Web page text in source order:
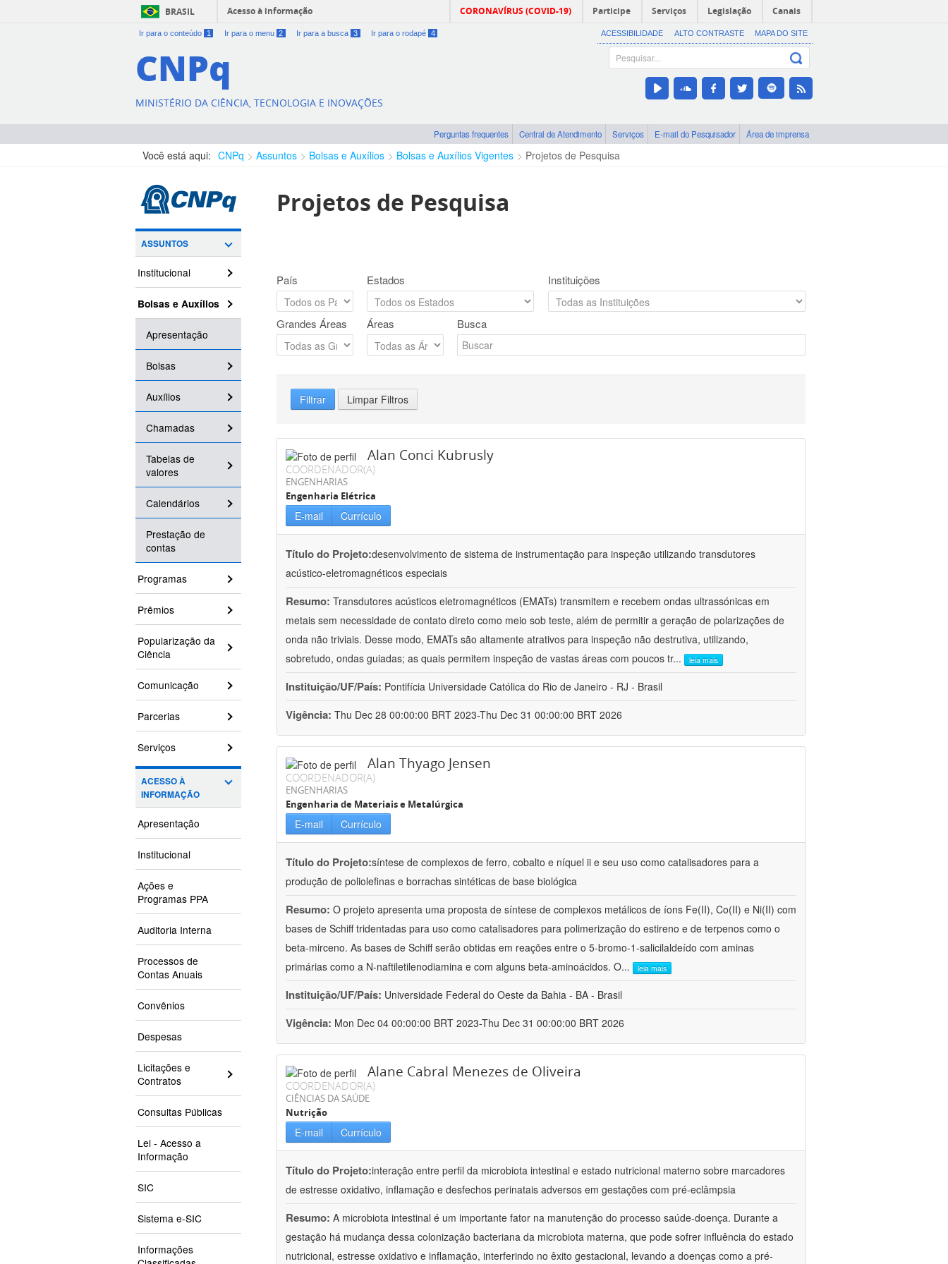
BRASIL Acesso à informação CORONAVÍRUS (COVID-19) Participe Serviços Legislação Canais
Ir para o conteúdo 1 Ir para o menu 2 Ir para a busca 3 Ir para o rodapé 4 ACESSIBILIDADE ALTO CONTRASTE MAPA DO SITE
CNPq
MINISTÉRIO DA CIÊNCIA, TECNOLOGIA E INOVAÇÕES
Perguntas frequentes Central de Atendimento Serviços E-mail do Pesquisador Área de imprensa
Você está aqui: CNPq Assuntos Bolsas e Auxílios Bolsas e Auxílios Vigentes Projetos de Pesquisa
ASSUNTOS
Institucional
Bolsas e Auxílios
Apresentação
Bolsas
Auxílios
Chamadas
Tabelas de
valores
Calendários
Prestação de
contas
Programas
Prêmios
Popularização da
Ciência
Comunicação
Parcerias
Serviços
ACESSO À
INFORMAÇÃO
Apresentação
Institucional
Ações e
Programas PPA
Auditoria Interna
Processos de
Contas Anuais
Convênios
Despesas
Licitações e
Contratos
Consultas Públicas
Lei - Acesso a
Informação
SIC
Sistema e-SIC
Informações
Projetos de Pesquisa
País Estados Instituições
Grandes Áreas Áreas Busca
Filtrar Limpar Filtros
Alan Conci Kubrusly
COORDENADOR(A)
ENGENHARIAS
Engenharia Elétrica
E-mail Currículo
Título do Projeto:desenvolvimento de sistema de instrumentação para inspeção utilizando transdutores
acústico-eletromagnéticos especiais
Resumo: Transdutores acústicos eletromagnéticos (EMATs) transmitem e recebem ondas ultrassónicas em
metais sem necessidade de contato direto como meio sob teste, além de permitir a geração de polarizações de
onda não triviais. Desse modo, EMATs são altamente atrativos para inspeção não destrutiva, utilizando,
sobretudo, ondas guiadas; as quais permitem inspeção de vastas áreas com poucos tr... leia mais
Instituição/UF/País: Pontifícia Universidade Católica do Rio de Janeiro - RJ - Brasil
Vigência: Thu Dec 28 00:00:00 BRT 2023-Thu Dec 31 00:00:00 BRT 2026
Alan Thyago Jensen
COORDENADOR(A)
ENGENHARIAS
Engenharia de Materiais e Metalúrgica
E-mail Currículo
Título do Projeto:síntese de complexos de ferro, cobalto e níquel ii e seu uso como catalisadores para a
produção de poliolefinas e borrachas sintéticas de base biológica
Resumo: O projeto apresenta uma proposta de síntese de complexos metálicos de íons Fe(II), Co(II) e Ni(II) com
bases de Schiff tridentadas para uso como catalisadores para polimerização do estireno e de terpenos como o
beta-mirceno. As bases de Schiff serão obtidas em reações entre o 5-bromo-1-salicilaldeído com aminas
primárias como a N-naftiletilenodiamina e com alguns beta-aminoácidos. O... leia mais
Instituição/UF/País: Universidade Federal do Oeste da Bahia - BA - Brasil
Vigência: Mon Dec 04 00:00:00 BRT 2023-Thu Dec 31 00:00:00 BRT 2026
Alane Cabral Menezes de Oliveira
COORDENADOR(A)
CIÊNCIAS DA SAÚDE
Nutrição
E-mail Currículo
Título do Projeto:interação entre perfil da microbiota intestinal e estado nutricional materno sobre marcadores
de estresse oxidativo, inflamação e desfechos perinatais adversos em gestações com pré-eclâmpsia
Resumo: A microbiota intestinal é um importante fator na manutenção do processo saúde-doença. Durante a
gestação há mudança dessa colonização bacteriana da microbiota materna, que pode sofrer influência do estado
nutricional, estresse oxidativo e inflamação, interferindo no êxito gestacional, levando a doenças como a pré-